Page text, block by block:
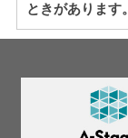
ときがあります。